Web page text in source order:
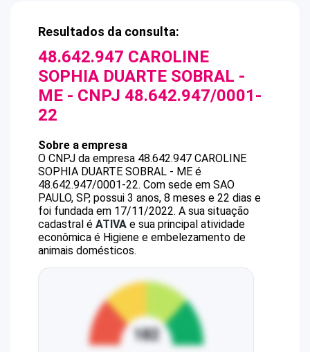
Resultados da consulta:
48.642.947 CAROLINE
SOPHIA DUARTE SOBRAL -
ME - CNPJ 48.642.947/0001-
22
Sobre a empresa
O CNPJ da empresa 48.642.947 CAROLINE
SOPHIA DUARTE SOBRAL - ME é
48.642.947/0001-22. Com sede em SAO
PAULO, SP, possui 3 anos, 8 meses e 22 dias e
foi fundada em 17/11/2022. A sua situação
cadastral é ATIVA e sua principal atividade
econômica é Higiene e embelezamento de
animais domésticos.